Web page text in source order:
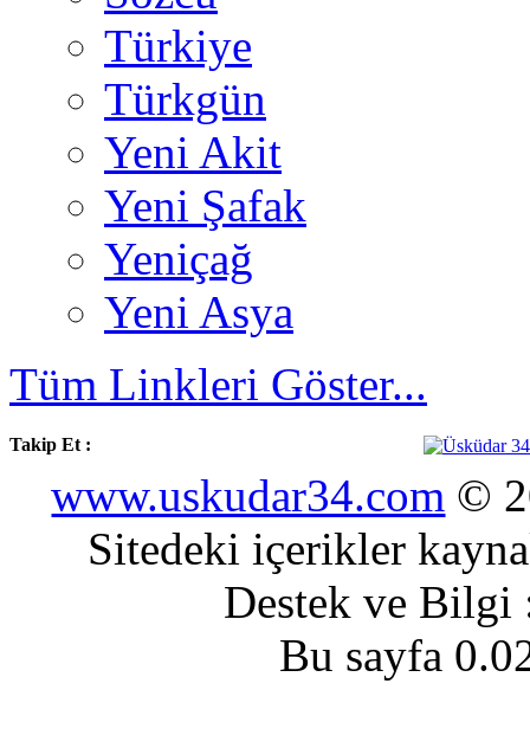
Türkiye
Türkgün
Yeni Akit
Yeni Şafak
Yeniçağ
Yeni Asya
Tüm Linkleri Göster...
Takip Et :
www.uskudar34.com ©
Sitedeki içerikler
Destek ve
Bu sayfa